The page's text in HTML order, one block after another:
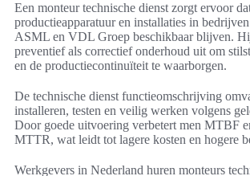
Een monteur technische dienst zorgt ervoor
productieapparatuur en installaties in
ASML en VDL Groep beschikbaar blijven.
preventief als correctief onderhoud uit om
en de productiecontinuïteit te waarborgen.
De technische dienst functieomschrijving
installeren, testen en veilig werken volgens
Door goede uitvoering verbetert men MTBF
MTTR, wat leidt tot lagere kosten en hogere
Werkgevers in Nederland huren monteurs